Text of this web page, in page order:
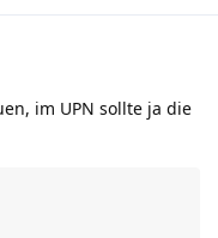
im UPN sollte ja die